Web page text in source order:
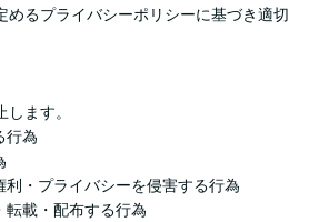
めるプライバシーポリシーに基づき適切
ます。
行為
・プライバシーを侵害する行為
転載・配布する行為